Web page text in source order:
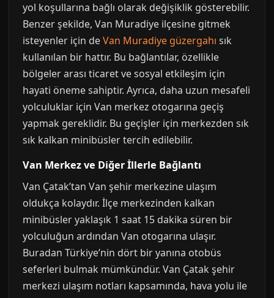
yol koşullarına bağlı olarak değişiklik gösterebilir.
Benzer şekilde, Van Muradiye ilçesine gitmek
isteyenler için deVan Muradiye güzergahı sık
kullanılan bir hattır. Bu bağlantılar, özellikle
bölgeler arası ticaret ve sosyal etkileşim için
hayati öneme sahiptir. Ayrıca, daha uzun mesafeli
yolculuklar için Van merkez otogarına geçiş
yapmak gereklidir. Bu geçişler için merkezden sık
sık kalkan minibüsler tercih edilebilir.
Van Merkez ve Diğer İllerle Bağlantı
Van Çatak’tan Van şehir merkezine ulaşım
oldukça kolaydır. İlçe merkezinden kalkan
minibüsler yaklaşık 1 saat 15 dakika süren bir
yolculuğun ardından Van otogarına ulaşır.
Buradan Türkiye’nin dört bir yanına otobüs
seferleri bulmak mümkündür. Van Çatak şehir
merkezi ulaşım notları kapsamında, hava yolu ile